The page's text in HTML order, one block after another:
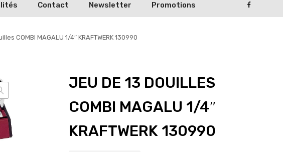
Contact Newsletter Promotions
COMBI MAGALU 1/4″ KRAFTWERK 130990
JEU DE 13 DOUILLES
COMBI MAGALU 1/4″
KRAFTWERK 130990